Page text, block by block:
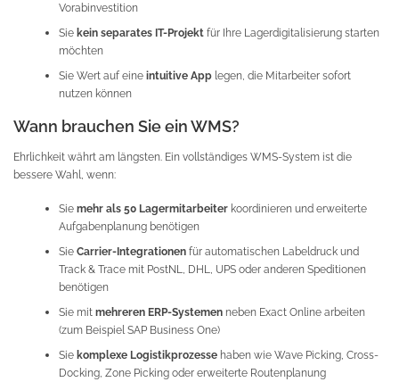
Vorabinvestition
Sie kein separates IT-Projektfür Ihre Lagerdigitalisierung starten
möchten
Sie Wert auf eine intuitive Applegen, die Mitarbeiter sofort
nutzen können
Wann brauchen Sie ein WMS?
Ehrlichkeit währt am längsten. Ein vollständiges WMS-System ist die
bessere Wahl, wenn:
Sie mehr als 50 Lagermitarbeiterkoordinieren und erweiterte
Aufgabenplanung benötigen
Sie Carrier-Integrationenfür automatischen Labeldruck und
Track & Trace mit PostNL, DHL, UPS oder anderen Speditionen
benötigen
Sie mit mehreren ERP-Systemenneben Exact Online arbeiten
(zum Beispiel SAP Business One)
Sie komplexe Logistikprozessehaben wie Wave Picking, Cross-
Docking, Zone Picking oder erweiterte Routenplanung